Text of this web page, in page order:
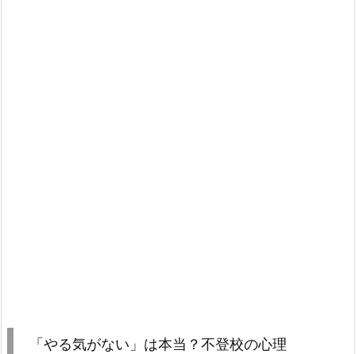
「やる気がない」は本当？不登校の心理